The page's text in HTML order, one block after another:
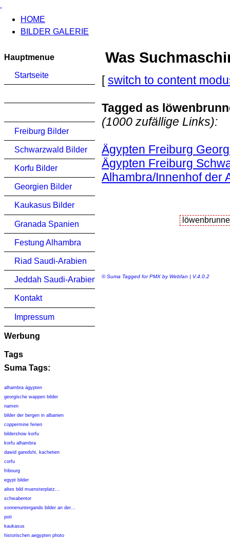
HOME
BILDER GALERIE
Hauptmenue
Startseite
Freiburg Bilder
Schwarzwald Bilder
Korfu Bilder
Georgien Bilder
Kaukasus Bilder
Granada Spanien
Festung Alhambra
Riad Saudi-Arabien
Jeddah Saudi-Arabien
Kontakt
Impressum
Werbung
Tags
Suma Tags:
alhambra ägypten
georgische wappen bilder
namen
bilder der bergen in albanien
coppermine ferien
bildershow korfu
korfu alhambra
dawid garedshi, kachetien
corfu
fribourg
egypt bilder
altes bild muensterplatz...
schwabentor
sonnenuntergands bilder an der...
poti
kaukasus
historischen aegypten photo
Was
[switch to content
Tagged as
(1000 zufällige Links):
Ägypten Freiburg
Ägypten Freiburg
Alhambra/Innenhof der
© Suma Tagged for PMX by Webfan | V.4.0.2